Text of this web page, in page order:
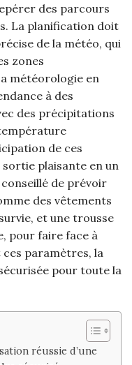
des parcours
La planification doit
de la météo, qui
zones
météorologie en
à des
des précipitations
de ces
plaisante en un
de prévoir
des vêtements
et une trousse
pour faire face à
paramètres, la
pour toute la
réussie d’une